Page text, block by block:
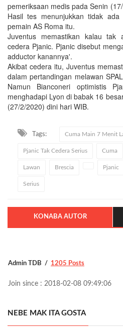
pemeriksaan medis pada Senin
Hasil tes menunjukkan tidak
pemain AS Roma itu.
Juventus memastikan kalau
cedera Pjanic. Pjanic disebut
adductor kanannya'.
Akibat cedera itu, Juventus
dalam pertandingan melawan
Namun Bianconeri optimistis
menghadapi Lyon di babak 16
(27/2/2020) dini hari WIB.
Tags: Cuma Main 7 Menit
Pjanic Tak Cedera Serius Cuma
Lawan Brescia Pjanic
Serius
KONABA AUTOR
Admin TDB 1205 Posts
Join since : 2018-02-08 09:49:06
NEBE MAK ITA GOSTA